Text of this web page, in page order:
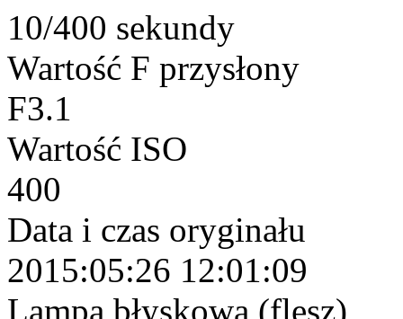
10/400 sekundy
Wartość F przysłony
F3.1
Wartość ISO
400
Data i czas oryginału
2015:05:26 12:01:09
Lampa błyskowa (flesz)